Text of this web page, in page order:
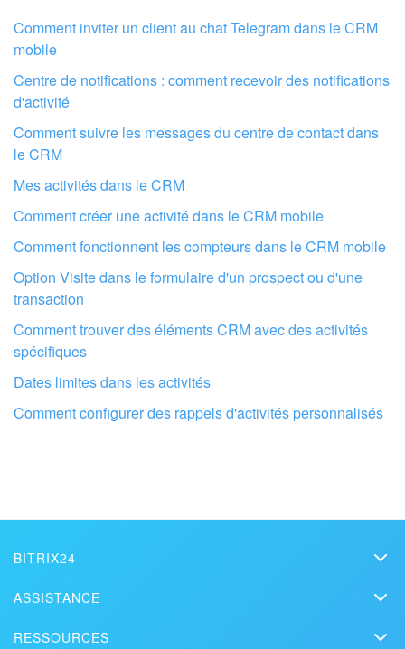
Je n'aime pas comment cet outil fonctionne
Faites configurer votre compte Bitrix24
par des professionnels locaux
Comment inviter un client au chat Telegram dans le CRM
mobile
Centre de notifications : comment recevoir des notifications
d'activité
Comment suivre les messages du centre de contact dans
le CRM
Mes activités dans le CRM
Comment créer une activité dans le CRM mobile
Comment fonctionnent les compteurs dans le CRM mobile
Option Visite dans le formulaire d'un prospect ou d'une
transaction
Comment trouver des éléments CRM avec des activités
spécifiques
Dates limites dans les activités
Comment configurer des rappels d'activités personnalisés
BITRIX24
Kit presse
ASSISTANCE
RESSOURCES